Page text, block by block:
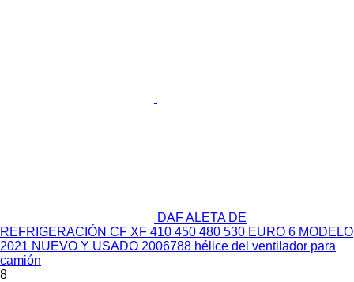
DAF ALETA DE
REFRIGERACIÓN CF XF 410 450 480 530 EURO 6 MODELO
2021 NUEVO Y USADO 2006788 hélice del ventilador para
camión
8